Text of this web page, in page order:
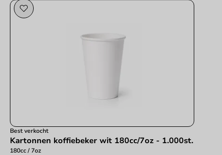
Best verkocht
Kartonnen koffiebeker wit 180cc/7oz - 1.000st.
180cc / 7oz